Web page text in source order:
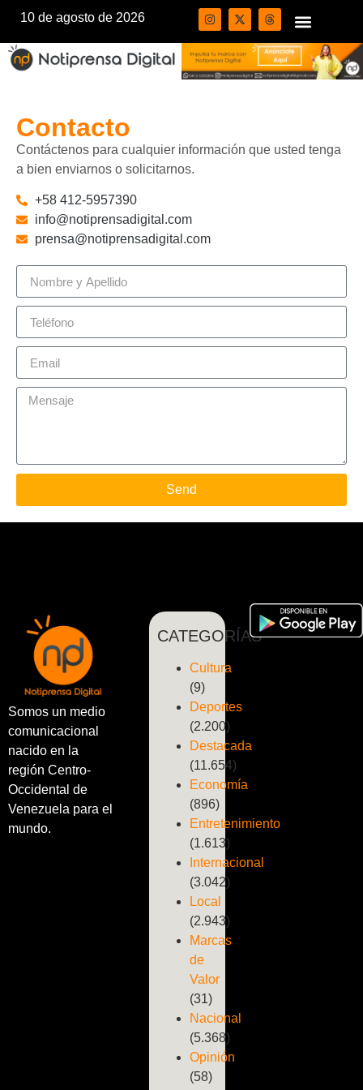
10 de agosto de 2026
Contacto
Contáctenos para cualquier información que usted tenga
a bien enviarnos o solicitarnos.
+58 412-5957390
info@notiprensadigital.com
prensa@notiprensadigital.com
Send
Somos un medio
comunicacional
nacido en la
región Centro-
Occidental de
Venezuela para el
mundo.
CATEGORÍAS
Cultura
(9)
Deportes
(2.200)
Destacada
(11.654)
Economía
(896)
Entretenimiento
(1.613)
Internacional
(3.042)
Local
(2.943)
Marcas
de
Valor
(31)
Nacional
(5.368)
Opinión
(58)